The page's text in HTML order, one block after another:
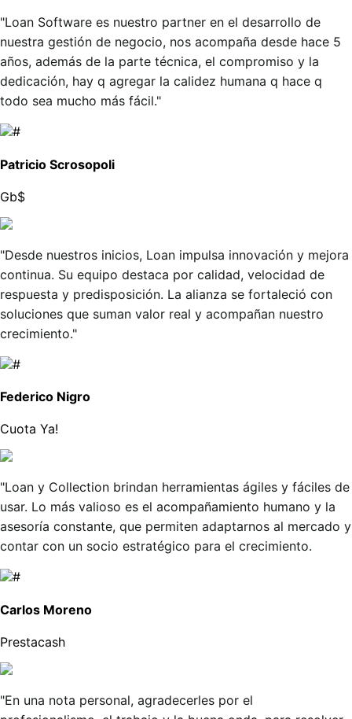
"Loan Software es nuestro partner en el desarrollo de
nuestra gestión de negocio, nos acompaña desde hace 5
años, además de la parte técnica, el compromiso y la
dedicación, hay q agregar la calidez humana q hace q
todo sea mucho más fácil."
Patricio Scrosopoli
Gb$
"Desde nuestros inicios, Loan impulsa innovación y mejora
continua. Su equipo destaca por calidad, velocidad de
respuesta y predisposición. La alianza se fortaleció con
soluciones que suman valor real y acompañan nuestro
crecimiento."
Federico Nigro
Cuota Ya!
"Loan y Collection brindan herramientas ágiles y fáciles de
usar. Lo más valioso es el acompañamiento humano y la
asesoría constante, que permiten adaptarnos al mercado y
contar con un socio estratégico para el crecimiento.
Carlos Moreno
Prestacash
"En una nota personal, agradecerles por el